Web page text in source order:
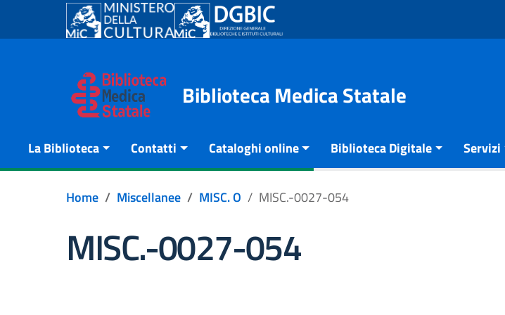
Go to content
Go to the navigation menu
Biblioteca Medica Statale
La Biblioteca Contatti Cataloghi online Biblioteca Digitale Servizi
Home Miscellanee MISC. O MISC.-0027-054
MISC.-0027-054